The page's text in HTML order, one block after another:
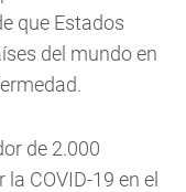
que Estados
del mundo en
de 2.000
COVID-19 en el